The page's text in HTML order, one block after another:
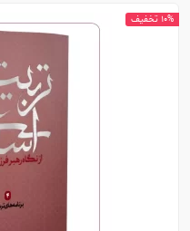
10% تخفیف